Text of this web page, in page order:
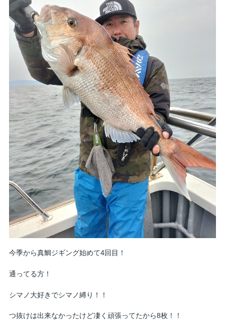
今季から真鯛ジギング始めて4回目！
通ってる方！
シマノ大好きでシマノ縛り！！
つ抜けは出来なかったけど凄く頑張ってたから8枚！！